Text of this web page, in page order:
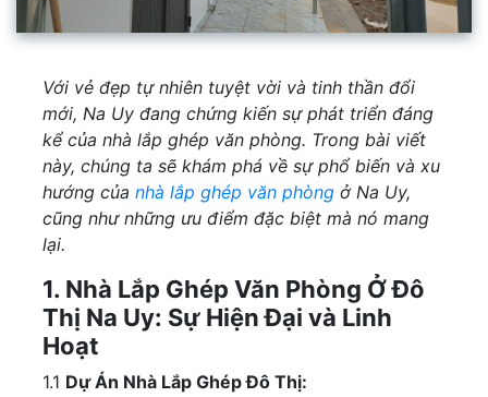
Với vẻ đẹp tự nhiên tuyệt vời và tinh thần đổi
mới, Na Uy đang chứng kiến sự phát triển đáng
kể của nhà lắp ghép văn phòng. Trong bài viết
này, chúng ta sẽ khám phá về sự phổ biến và xu
hướng của nhà lắp ghép văn phòng ở Na Uy,
cũng như những ưu điểm đặc biệt mà nó mang
lại.
1. Nhà Lắp Ghép Văn Phòng Ở Đô
Thị Na Uy: Sự Hiện Đại và Linh
Hoạt
1.1 Dự Án Nhà Lắp Ghép Đô Thị: